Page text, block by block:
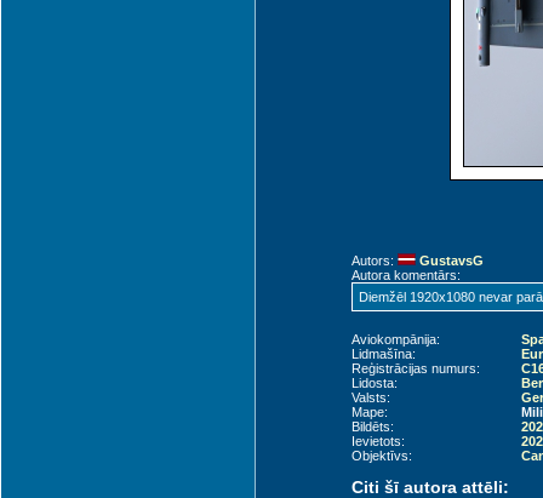
Autors:
GustavsG
Autora komentārs:
Diemžēl 1920x1080 nevar
Aviokompānija:
Lidmašīna:
Reģistrācijas numurs:
Lidosta:
Valsts:
Mape:
Bildēts:
Ievietots:
Objektīvs:
Citi šī autora attēli: